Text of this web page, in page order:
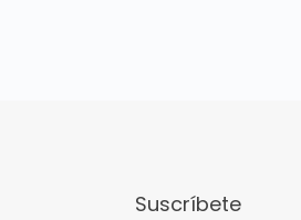
Suscríbete